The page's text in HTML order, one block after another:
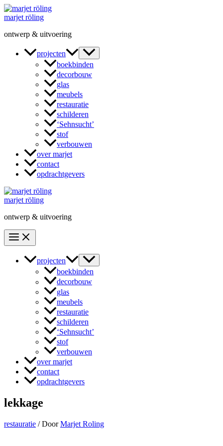
Ga
naar
inhoud
marjet röling
ontwerp & uitvoering
projecten
boekbinden
decorbouw
glas
meubels
restauratie
schilderen
‘Sehnsucht’
stof
verbouwen
over marjet
contact
opdrachtgevers
marjet röling
ontwerp & uitvoering
projecten
boekbinden
decorbouw
glas
meubels
restauratie
schilderen
‘Sehnsucht’
stof
verbouwen
over marjet
contact
opdrachtgevers
lekkage
restauratie / DoorMarjet Roling